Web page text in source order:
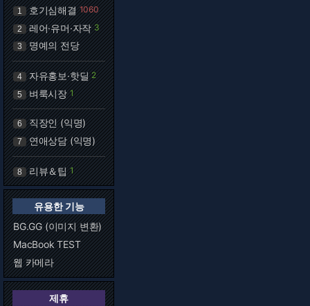
1 호기심해결 1060
2 레어·유머·자작 3
3 명예의 전당
4 자유홍보·핫딜 2
5 벼룩시장 1
6 직장인 (익명)
7 연애상담 (익명)
8 리뷰＆팁 1
유용한 기능
BG.GG (이미지 변환)
MacBook TEST
웹 카메라
제휴